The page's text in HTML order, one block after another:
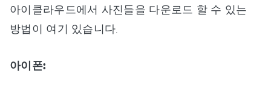
아이클라우드에서 사진들을 다운로드 할 수 있는
방법이 여기 있습니다.
아이폰: